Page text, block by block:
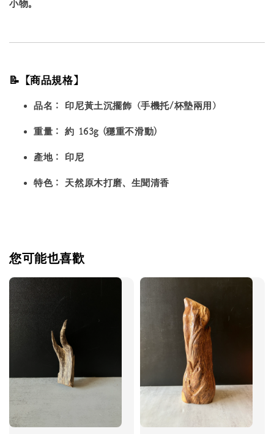
小物。
📝【商品規格】
品名： 印尼黃土沉擺飾（手機托/杯墊兩用）
重量： 約 163g (穩重不滑動)
產地： 印尼
特色： 天然原木打磨、生聞清香
您可能也喜歡